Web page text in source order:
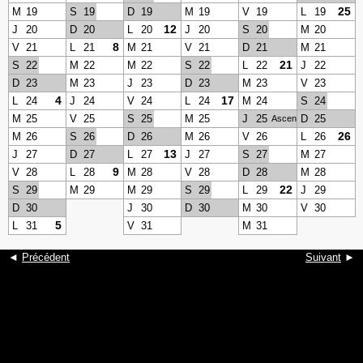
M 19 S 19 D 19 M 19 V 19 L 19 25
J 20 D 20 L 20 12 J 20 S 20 M 20
V 21 L 21 8 M 21 V 21 D 21 M 21
S 22 M 22 M 22 S 22 L 22 21 J
22
D 23 M 23 J 23 D 23 M 23 V 23
L
24 4 J 24 V 24 L 24 17 M 24 S 24
M 25 V 25 S 25 M 25 J 25 Ascension
D 25
M 26 S 26 D 26 M 26 V 26 L 26 26
J 27 D 27 L 27 13 J 27 S 27 M 27
V 28 L 28 9 M 28 V 28 D 28 M 28
S 29 M 29 M 29 S 29 L 29 22 J
29
D 30 J 30 D 30 M 30 V 30
L
31 5 V 31 M 31
◄ Précédent Suivant ►